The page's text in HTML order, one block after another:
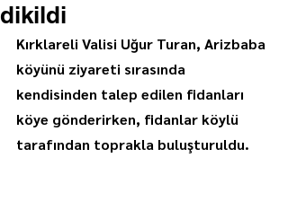
dikildi
Kırklareli Valisi Uğur Turan, Arizbaba
köyünü ziyareti sırasında
kendisinden talep edilen fidanları
köye gönderirken, fidanlar köylü
tarafından toprakla buluşturuldu.